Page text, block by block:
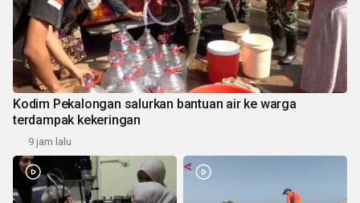
Kodim Pekalongan salurkan bantuan air ke warga
terdampak kekeringan
9 jam lalu